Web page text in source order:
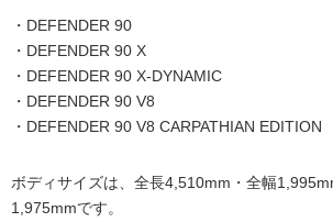
・DEFENDER 90
・DEFENDER 90 X
・DEFENDER 90 X-DYNAMIC
・DEFENDER 90 V8
・DEFENDER 90 V8 CARPATHIAN EDITION
ボディサイズは、全長4,510mm・全幅
1,975mmです。